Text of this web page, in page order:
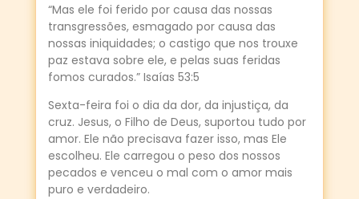
“Mas ele foi ferido por causa das nossas
transgressões, esmagado por causa das
nossas iniquidades; o castigo que nos trouxe
paz estava sobre ele, e pelas suas feridas
fomos curados.” Isaías 53:5
Sexta-feira foi o dia da dor, da injustiça, da
cruz. Jesus, o Filho de Deus, suportou tudo por
amor. Ele não precisava fazer isso, mas Ele
escolheu. Ele carregou o peso dos nossos
pecados e venceu o mal com o amor mais
puro e verdadeiro.